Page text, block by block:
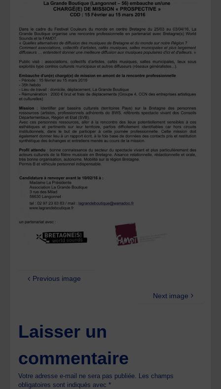
Previous image
Next image
Laisser un
commentaire
Votre adresse e-mail ne sera pas publiée.
Les champs
obligatoires sont indiqués avec*